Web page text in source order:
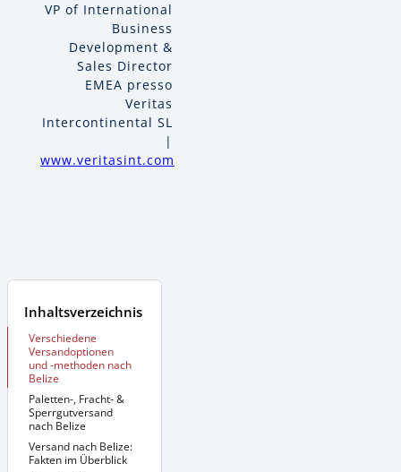
Inhaltsverzeichnis
Verschiedene
Versandoptionen
und -methoden nach
Belize
Paletten-, Fracht- &
Sperrgutversand
nach Belize
Zusätzliche
Informationen:
Versand nach Belize:
Fakten im Überblick
VP of International
Business
Development &
Sales Director
EMEA presso
Veritas
Intercontinental SL
|
www.veritasint.com